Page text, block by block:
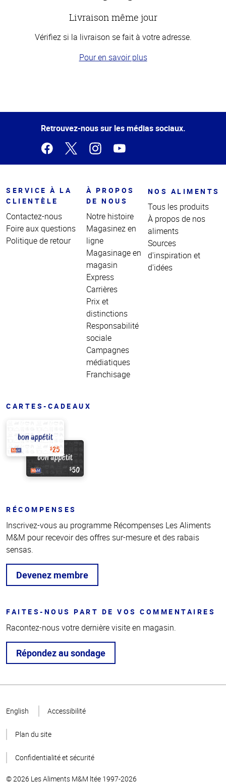
Livraison même jour
Vérifiez si la livraison se fait à votre adresse.
Pour en savoir plus
de la
Retrouvez-nous sur les médias sociaux.
SERVICE À LA
CLIENTÈLE
Contactez-nous
Foire aux questions
Politique de retour
À PROPOS
DE NOUS
Notre histoire
Magasinez en
ligne
Magasinage en
magasin
Express
Carrières
Prix et
distinctions
Responsabilité
sociale
Campagnes
médiatiques
Franchisage
NOS ALIMENTS
Tous les produits
À propos de nos
aliments
Sources
d'inspiration et
d'idées
CARTES-CADEAUX
RÉCOMPENSES
Inscrivez-vous au programme Récompenses Les Aliments
M&M pour recevoir des offres sur-mesure et des rabais
sensas.
Devenez membre
FAITES-NOUS PART DE VOS COMMENTAIRES
Racontez-nous votre dernière visite en magasin.
Répondez au sondage
page
English Accessibilité
Plan du site
Confidentialité et sécurité
© 2026 Les Aliments M&M ltée 1997-2026